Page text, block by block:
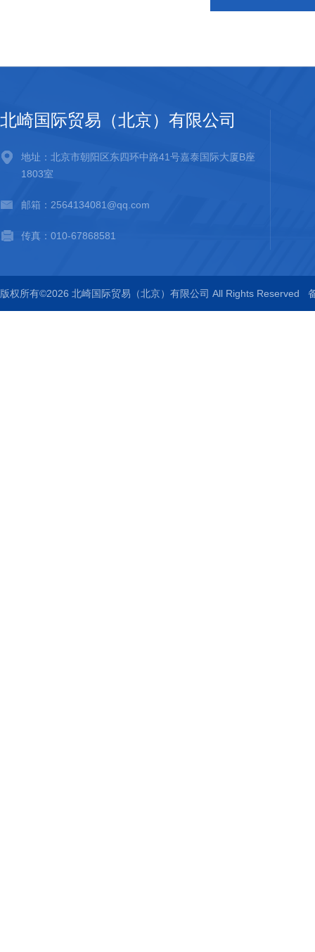
北崎国际贸易（北京）有限公司
地址：北京市朝阳区东四环中路41号嘉泰国际大厦B座
1803室
邮箱：2564134081@qq.com
传真：010-67868581
版权所有©2026 北崎国际贸易（北京）有限公司 All Rights Reserved